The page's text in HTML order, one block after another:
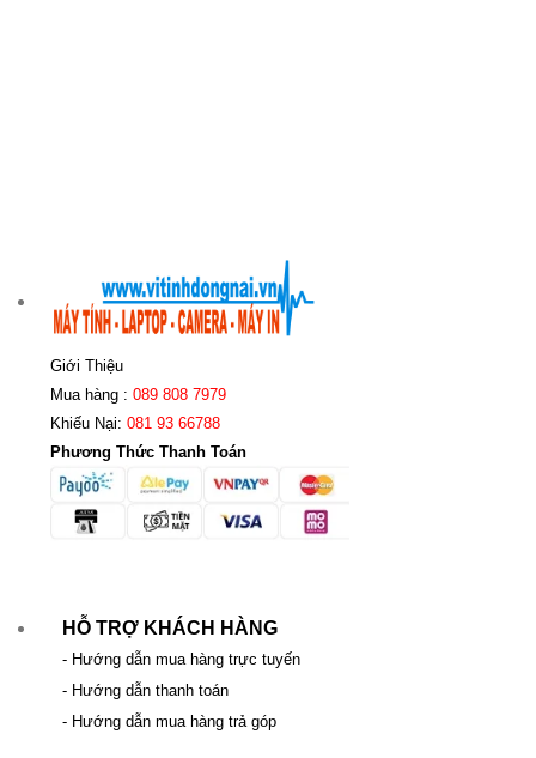
Giới Thiệu
Mua hàng : 089 808 7979
Khiếu Nại: 081 93 66788
Phương Thức Thanh Toán
HỖ TRỢ KHÁCH HÀNG
- Hướng dẫn mua hàng trực tuyến
- Hướng dẫn thanh toán
- Hướng dẫn mua hàng trả góp